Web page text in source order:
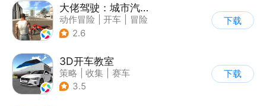
大佬驾驶：城市汽车模拟器
动作冒险 开车
冒险
| 写实
2.6
下载
3D开车教室
策略 收集
赛车
| 写实
3.5
下载